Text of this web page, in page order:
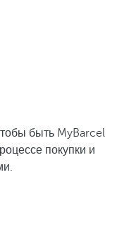
быть MyBarcel
покупки и